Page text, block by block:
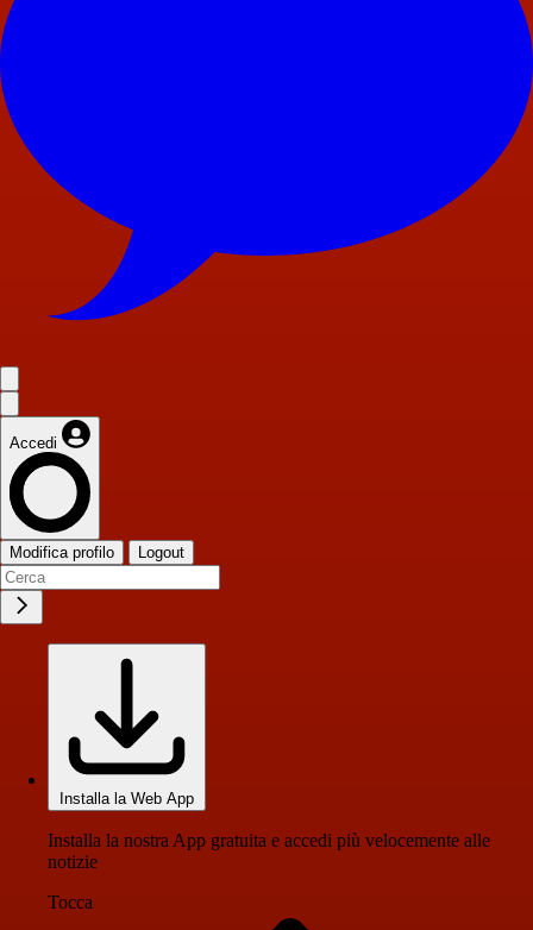
Accedi
Modifica profilo Logout
Installa la Web App
Installa la nostra App gratuita e accedi più velocemente alle
notizie
Tocca